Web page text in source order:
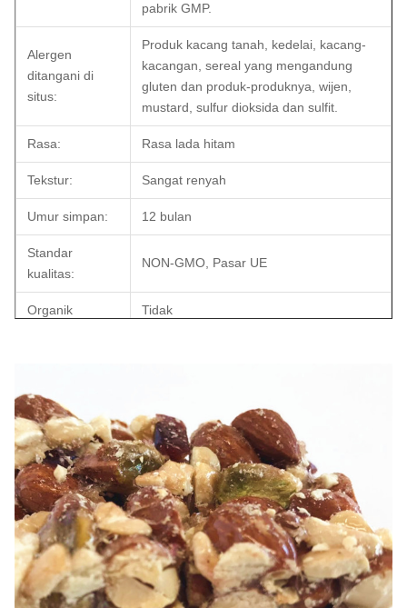
pabrik GMP.
Alergen
ditangani di
situs:
Produk kacang tanah, kedelai, kacang-
kacangan, sereal yang mengandung
gluten dan produk-produknya, wijen,
mustard, sulfur dioksida dan sulfit.
Rasa: Rasa lada hitam
Tekstur: Sangat renyah
Umur simpan: 12 bulan
Standar
kualitas:
NON-GMO, Pasar UE
Organik Tidak
Paket keluar:
OEM: Tersedia.
MOQ 1000KGS
Waktu
pengiriman:
dalam waktu 30 hari (ke pelabuhan
muat: Shanghai, Cina)
Syarat
pembayaran:
T / T, L / C, Paypal.